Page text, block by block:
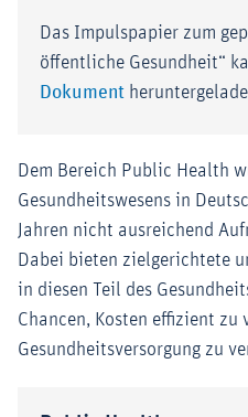
Das Impulspapier zum
öffentliche Gesundheit“
Dokument
Dem Bereich Public Health
Gesundheitswesens in
Jahren nicht ausreichend
Dabei bieten zielgerichtete
in diesen Teil des
Chancen, Kosten effizient
Gesundheitsversorgung zu